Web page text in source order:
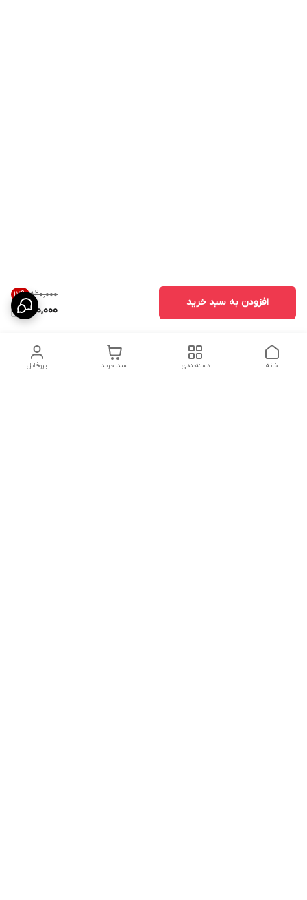
۸۲۰٬۰۰۰ 17%
680,000
افزودن به سبد خرید
پروفایل سبد خرید دسته‌بندی خانه